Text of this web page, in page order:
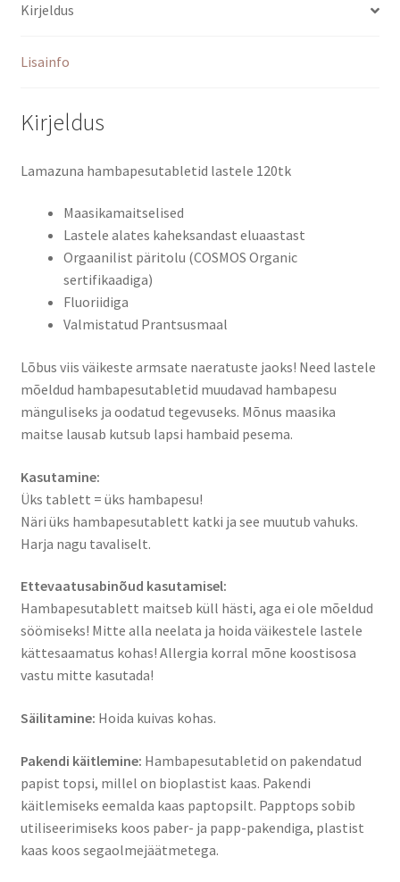
Kirjeldus
Lisainfo
Kirjeldus
Lamazuna hambapesutabletid lastele 120tk
Maasikamaitselised
Lastele alates kaheksandast eluaastast
Orgaanilist päritolu (COSMOS Organic
sertifikaadiga)
Fluoriidiga
Valmistatud Prantsusmaal
Lõbus viis väikeste armsate naeratuste jaoks! Need lastele
mõeldud hambapesutabletid muudavad hambapesu
mänguliseks ja oodatud tegevuseks. Mõnus maasika
maitse lausab kutsub lapsi hambaid pesema.
Kasutamine:
Üks tablett = üks hambapesu!
Näri üks hambapesutablett katki ja see muutub vahuks.
Harja nagu tavaliselt.
Ettevaatusabinõud kasutamisel:
Hambapesutablett maitseb küll hästi, aga ei ole mõeldud
söömiseks! Mitte alla neelata ja hoida väikestele lastele
kättesaamatus kohas! Allergia korral mõne koostisosa
vastu mitte kasutada!
Säilitamine: Hoida kuivas kohas.
Pakendi käitlemine: Hambapesutabletid on pakendatud
papist topsi, millel on bioplastist kaas. Pakendi
käitlemiseks eemalda kaas paptopsilt. Papptops sobib
utiliseerimiseks koos paber- ja papp-pakendiga, plastist
kaas koos segaolmejäätmetega.